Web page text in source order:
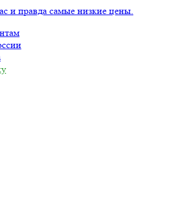
и правда самые низкие цены.